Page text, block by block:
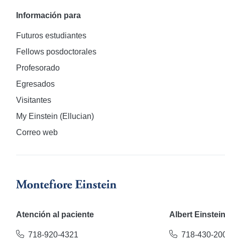
Información para
Futuros estudiantes
Fellows posdoctorales
Profesorado
Egresados
Visitantes
My Einstein (Ellucian)
Correo web
Atención al paciente
718-920-4321
Albert
718-430-